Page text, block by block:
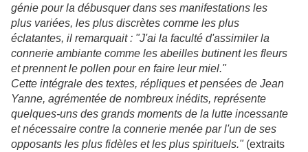
génie pour la débusquer dans ses manifestations les
plus variées, les plus discrètes comme les plus
éclatantes, il remarquait : "J'ai la faculté d'assimiler la
connerie ambiante comme les abeilles butinent les fleurs
et prennent le pollen pour en faire leur miel."
Cette intégrale des textes, répliques et pensées de Jean
Yanne, agrémentée de nombreux inédits, représente
quelques-uns des grands moments de la lutte incessante
et nécessaire contre la connerie menée par l'un de ses
opposants les plus fidèles et les plus spirituels."(extraits